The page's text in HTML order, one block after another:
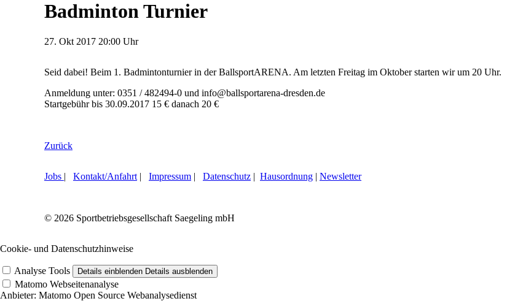
Badminton Turnier
27. Okt 2017 20:00 Uhr
Seid dabei! Beim 1. Badmintonturnier in der BallsportARENA. Am letzten Freitag im Oktober starten wir um 20 Uhr.
Anmeldung unter: 0351 / 482494-0 und info@ballsportarena-dresden.de
Startgebühr bis 30.09.2017 15 € danach 20 €
Zurück
Jobs | Kontakt/Anfahrt | Impressum | Datenschutz | Hausordnung | Newsletter
© 2026 Sportbetriebsgesellschaft Saegeling mbH
Cookie- und Datenschutzhinweise
Analyse Tools Details einblenden Details ausblenden
Matomo Webseitenanalyse
Anbieter: Matomo Open Source Webanalysedienst